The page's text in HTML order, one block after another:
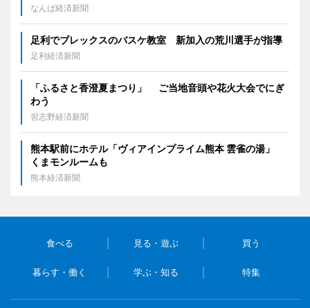
なんば経済新聞
足利でブレックスのバスケ教室 新加入の荒川選手が指導
足利経済新聞
「ふるさと香澄夏まつり」 ご当地音頭や花火大会でにぎ
わう
習志野経済新聞
熊本駅前にホテル「ヴィアインプライム熊本 雲雀の湯」
くまモンルームも
熊本経済新聞
食べる 見る・遊ぶ 買う
暮らす・働く 学ぶ・知る 特集